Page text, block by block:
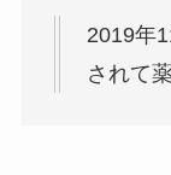
2019年
されて